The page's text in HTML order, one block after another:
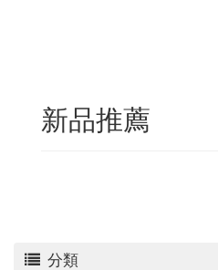
分類
新品推薦